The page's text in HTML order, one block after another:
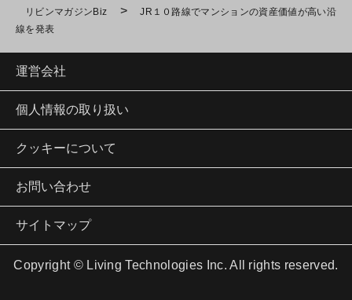
リビンマガジンBiz >
JR１０路線でマンションの資産価値が高い沿
線を発表
運営会社
個人情報の取り扱い
クッキーについて
お問い合わせ
サイトマップ
Copyright © Living Technologies Inc. All rights reserved.